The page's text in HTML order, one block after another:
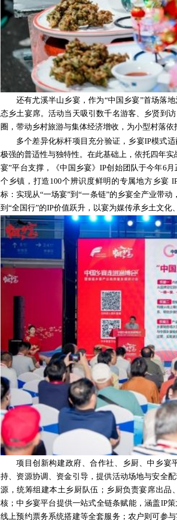
还有尤溪半山乡宴，作为“中国乡宴”首场落
态乡土宴席。活动当天吸引数千名游客、乡贤到
圈，带动乡村旅游与集体经济增收，为小型村落依
多个差异化标杆项目充分验证，乡宴IP模式
极强的普适性与独特性。在此基础上，依托四年
宴”平台支撑，《中国乡宴》IP创始团队于今年6
个乡镇，打造100个辨识度鲜明的专属地方乡宴
标：实现从“一场宴”到“一条链”的乡宴全产业带
到“全国行”的IP价值跃升，以宴为媒传承乡土文化
项目创新构建政府、合作社、乡厨、中乡宴
持、资源协调、资金引导，提供活动场地与安全
源，统筹组建本土乡厨队伍；乡厨负责宴席出
核；中乡宴平台提供一站式全链条赋能，涵盖IP
线上预约票务系统搭建等全套服务；农户则可参